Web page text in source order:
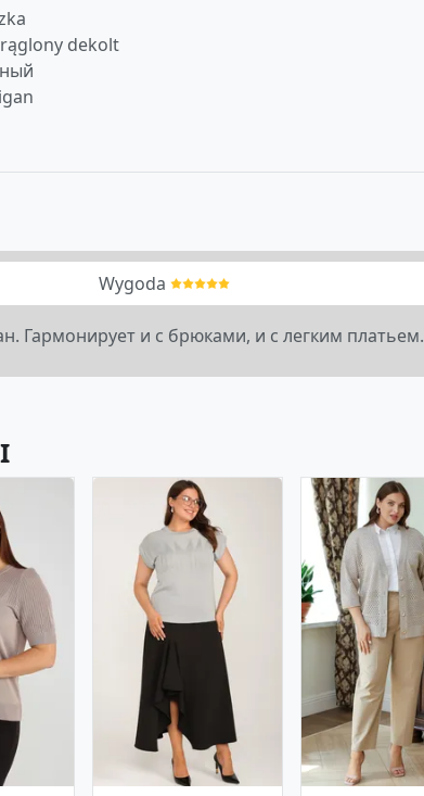
dekolt
Wygoda
Гармонирует и с брюками, и с легким платьем.